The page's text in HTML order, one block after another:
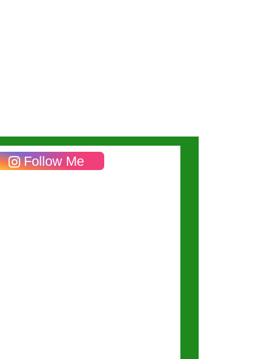
Follow Me